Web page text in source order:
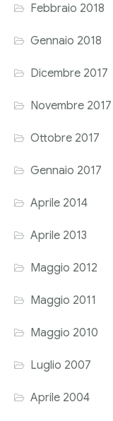
Febbraio 2018
Gennaio 2018
Dicembre 2017
Novembre 2017
Ottobre 2017
Gennaio 2017
Aprile 2014
Aprile 2013
Maggio 2012
Maggio 2011
Maggio 2010
Luglio 2007
Aprile 2004